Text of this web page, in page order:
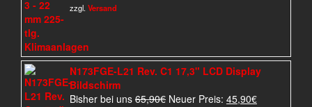
zzgl. Versand
N173FGE-L21 Rev. C1 17,3" LCD Display
Bildschirm
Bisher bei uns 65,90€ Ursprünglicher
Neuer Preis: 45,90€Aktueller